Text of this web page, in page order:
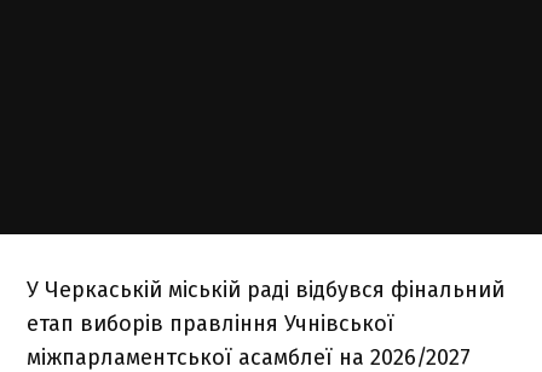
У Черкаській міській раді відбувся фінальний
етап виборів правління Учнівської
міжпарламентської асамблеї на 2026/2027